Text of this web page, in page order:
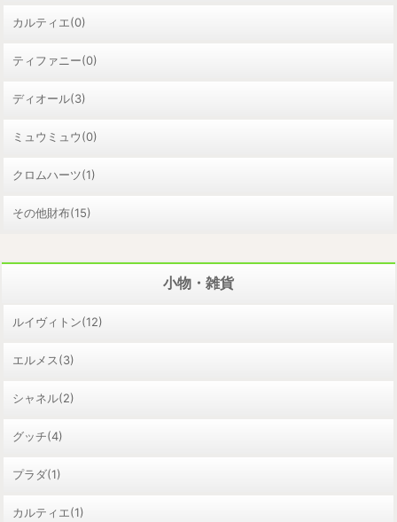
カルティエ(0)
ティファニー(0)
ディオール(3)
ミュウミュウ(0)
クロムハーツ(1)
その他財布(15)
小物・雑貨
ルイヴィトン(12)
エルメス(3)
シャネル(2)
グッチ(4)
プラダ(1)
カルティエ(1)